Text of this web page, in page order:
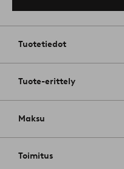
Tuotetiedot
Tuote-erittely
Maksu
Toimitus